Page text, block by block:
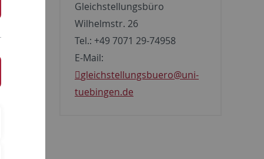
Gleichstellungsbüro
Wilhelmstr. 26
Tel.: +49 7071 29-74958
E-Mail:
gleichstellungsbuero@uni-
tuebingen.de